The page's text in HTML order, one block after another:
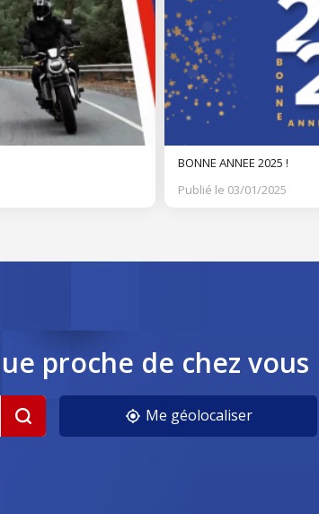
BONNE ANNEE 2025 !
Publié le 03/01/2025
proche de chez vous
Me géolocaliser